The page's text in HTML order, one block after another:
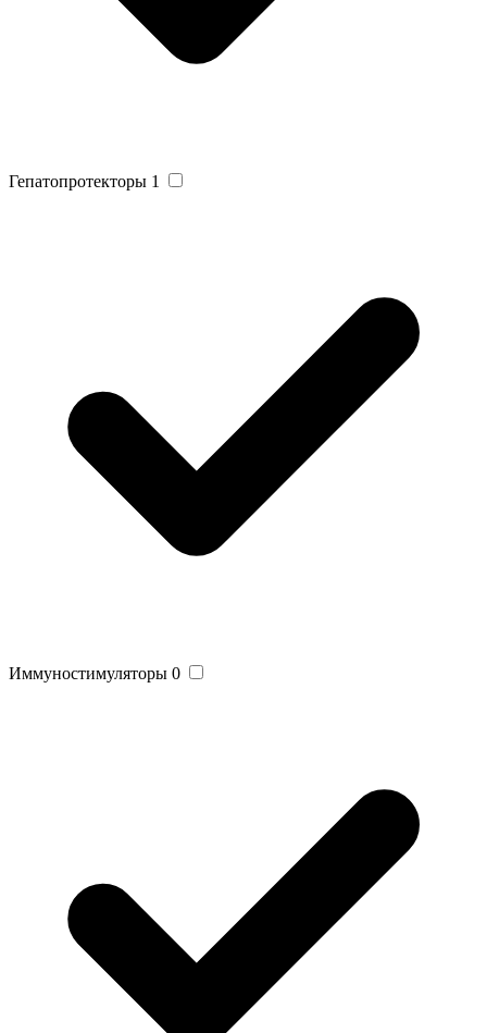
Гепатопротекторы 1
Иммуностимуляторы 0